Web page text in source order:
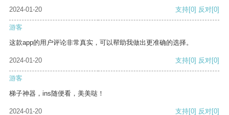
2024-01-20 支持[0] 反对[0]
游客
这款app的用户评论非常真实，可以帮助我做出更准确的选择。
2024-01-20 支持[0] 反对[0]
游客
梯子神器，ins随便看，美美哒！
2024-01-20 支持[0] 反对[0]